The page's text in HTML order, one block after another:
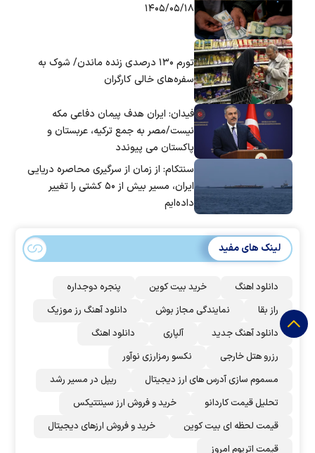
۱۴۰۵/۰۵/۱۸
تورم ۱۳۰ درصدی زنده ماندن/ شوک به
سفره‌های خالی کارگران
فیدان: ایران هدف پیمان دفاعی مکه
نیست/مصر به جمع ترکیه، عربستان و
پاکستان می پیوندد
سنتکام: از زمان از سرگیری محاصره دریایی
ایران، مسیر بیش از ۵۰ کشتی را تغییر
داده‌ایم
لینک های مفید
دانلود اهنگ خرید بیت کوین
پنجره دوجداره
راز بقا
نمایندگی مجاز بوش
دانلود آهنگ رز‌ موزیک
دانلود آهنگ جدید
آلپاری
دانلود اهنگ
رزرو هتل خارجی
نکسو رمزارزی نوآور
مسموم سازی آدرس های ارز دیجیتال
ریپل در مسیر رشد
تحلیل قیمت کاردانو
خرید و فروش ارز سینتتیکس
قیمت لحظه ای بیت کوین
خرید و فروش ارزهای دیجیتال
قیمت اتریوم امروز